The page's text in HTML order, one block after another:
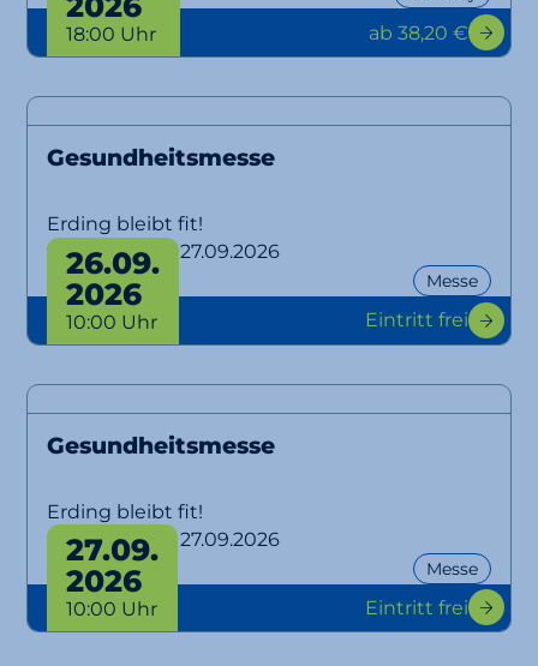
18:00 Uhr ab 38,20 €
Gesundheitsmesse
Erding bleibt fit!
von 26.09. bis 27.09.2026
Messe
26.09.
2026
10:00 Uhr Eintritt frei
Gesundheitsmesse
Erding bleibt fit!
von 26.09. bis 27.09.2026
Messe
27.09.
2026
10:00 Uhr Eintritt frei